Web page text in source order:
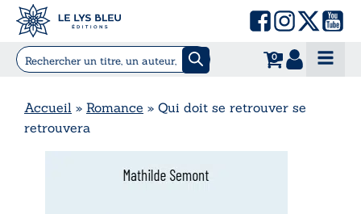
0
Accueil » Romance » Qui doit se retrouver se
retrouvera